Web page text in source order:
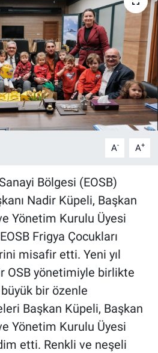
A- A+
Bölgesi (EOSB)
Nadir Küpeli, Başkan
Yönetim Kurulu Üyesi
Frigya Çocukları
misafir etti. Yeni yıl
OSB yönetimiyle birlikte
bir özenle
Başkan Küpeli, Başkan
Yönetim Kurulu Üyesi
etti. Renkli ve neşeli